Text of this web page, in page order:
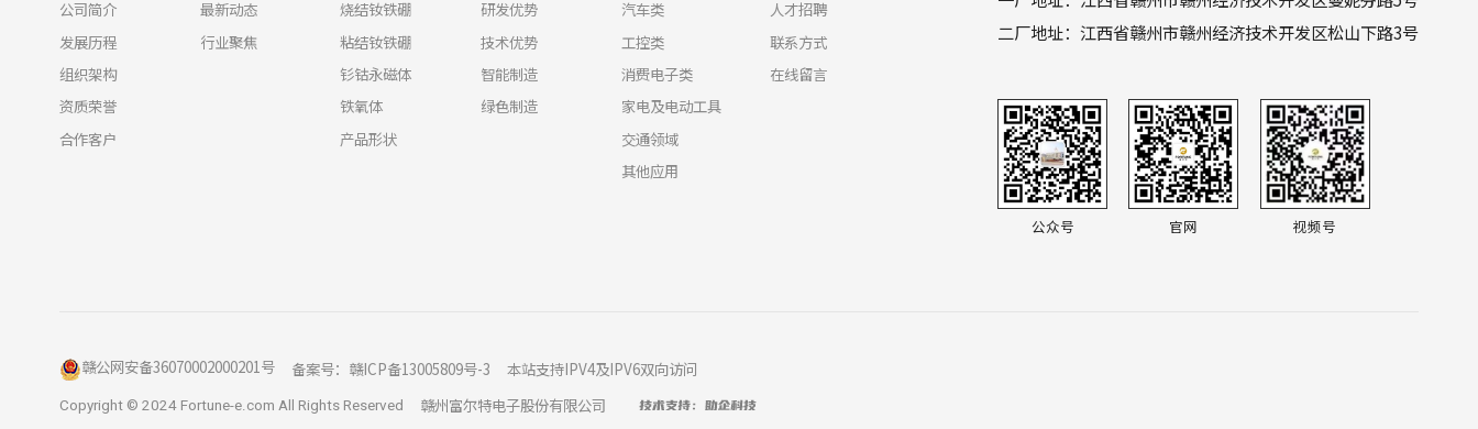
公司简介
发展历程
组织架构
资质荣誉
合作客户
最新动态
行业聚焦
烧结钕铁硼
粘结钕铁硼
钐钴永磁体
铁氧体
产品形状
研发优势
技术优势
智能制造
绿色制造
汽车类
工控类
消费电子类
家电及电动工具
交通领域
其他应用
人才招聘
联系方式
在线留言
二厂地址：江西省赣州市赣州经济技术开发区松山下路3号
公众号 官网 视频号
赣公网安备36070002000201号 备案号： 赣ICP备13005809号-3 本站支持IPV4及IPV6双向访问
Copyright © 2024 Fortune-e.com All Rights Reserved 赣州富尔特电子股份有限公司